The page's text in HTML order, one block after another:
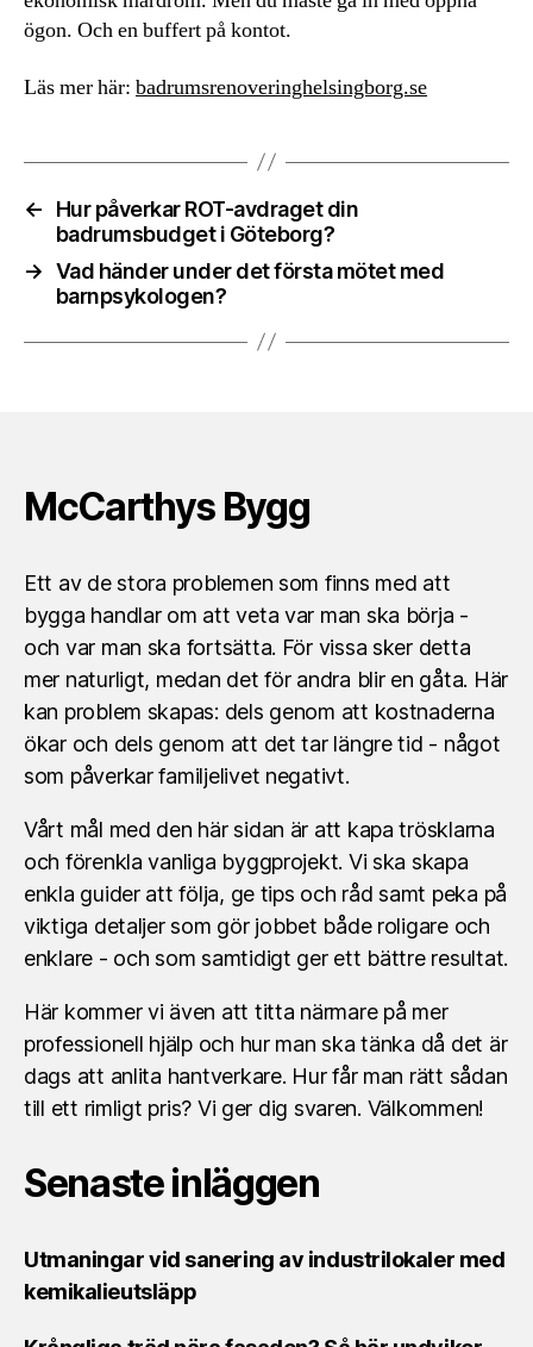
ögon. Och en buffert på kontot.
Läs mer här: badrumsrenoveringhelsingborg.se
←
Hur påverkar ROT-avdraget din
badrumsbudget i Göteborg?
→ Vad händer under det första mötet med
barnpsykologen?
McCarthys Bygg
Ett av de stora problemen som finns med att
bygga handlar om att veta var man ska börja -
och var man ska fortsätta. För vissa sker detta
mer naturligt, medan det för andra blir en gåta. Här
kan problem skapas: dels genom att kostnaderna
ökar och dels genom att det tar längre tid - något
som påverkar familjelivet negativt.
Vårt mål med den här sidan är att kapa trösklarna
och förenkla vanliga byggprojekt. Vi ska skapa
enkla guider att följa, ge tips och råd samt peka på
viktiga detaljer som gör jobbet både roligare och
enklare - och som samtidigt ger ett bättre resultat.
Här kommer vi även att titta närmare på mer
professionell hjälp och hur man ska tänka då det är
dags att anlita hantverkare. Hur får man rätt sådan
till ett rimligt pris? Vi ger dig svaren. Välkommen!
Senaste inläggen
Utmaningar vid sanering av industrilokaler med
kemikalieutsläpp